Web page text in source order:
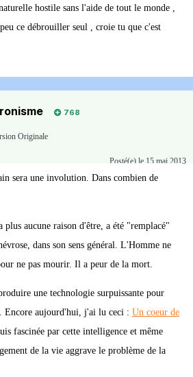
hostile sans l'aide de tout le monde ,
ce débrouiller seul , croie tu que c'est
768
Originale
Posté(e) le 15 mai 2013
sera une involution. Dans combien de
aucune raison d'être, a été "remplacé"
dans son sens général. L'Homme ne
ne pas mourir. Il a peur de la mort.
une technologie surpuissante pour
Encore aujourd'hui, j'ai lu ceci : Un coeur de
fascinée par cette intelligence et même
de la vie aggrave le problème de la